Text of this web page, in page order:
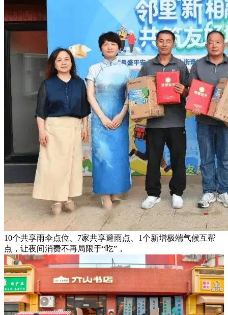
10个共享雨伞点位、7家共享避雨点、1个新增极端气候互帮
点，让夜间消费不再局限于“吃”，